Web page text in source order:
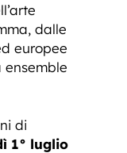
dalle
europee
ensemble
di
1° luglio